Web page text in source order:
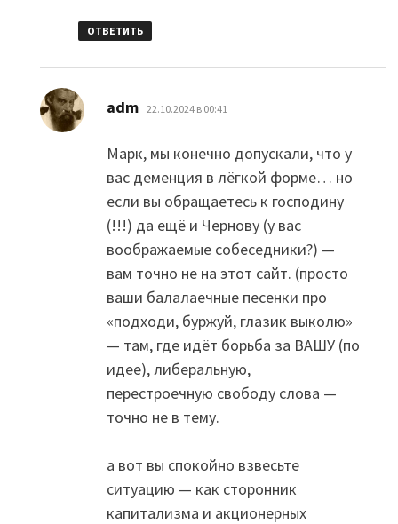
ОТВЕТИТЬ
adm: 22.10.2024 в 00:41
Марк, мы конечно допускали, что у
вас деменция в лёгкой форме… но
если вы обращаетесь к господину
(!!!) да ещё и Чернову (у вас
воображаемые собеседники?) —
вам точно не на этот сайт. (просто
ваши балалаечные песенки про
«подходи, буржуй, глазик выколю»
— там, где идёт борьба за ВАШУ (по
идее), либеральную,
перестроечную свободу слова —
точно не в тему.
а вот вы спокойно взвесьте
ситуацию — как сторонник
капитализма и акционерных